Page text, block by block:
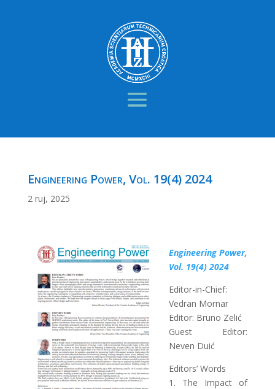
Engineering Power, Vol. 19(4) 2024
2 ruj, 2025
Engineering Power,
Vol. 19(4) 2024
Editor-in-Chief:
Vedran Mornar
Editor: Bruno Zelić
Guest Editor:
Neven Duić
Editors’ Words
1. The Impact of